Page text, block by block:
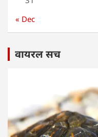
« Dec
वायरल सच